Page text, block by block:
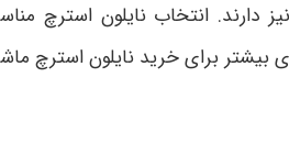
دارند. انتخاب نایلون استرچ
برای خرید نایلون استرچ